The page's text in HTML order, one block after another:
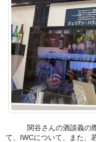
関谷さんの酒談義の際
て、IWCについて、また、